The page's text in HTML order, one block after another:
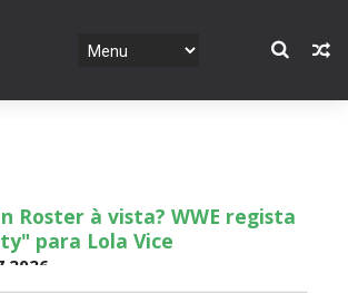
Roster à vista? WWE regista
para Lola Vice
2026